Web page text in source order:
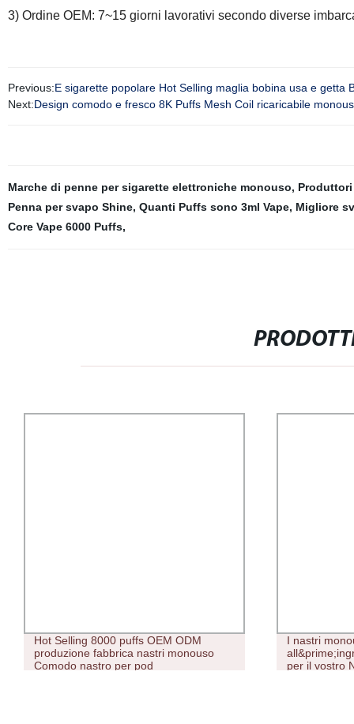
3) Ordine OEM: 7~15 giorni lavorativi secondo diverse
Previous:E sigarette popolare Hot Selling maglia bobina usa e getta
Next:Design comodo e fresco 8K Puffs Mesh Coil ricaricabile
Marche di penne per sigarette elettroniche monouso,
Penna per svapo Shine, Quanti Puffs sono 3ml Vape, Migliore
Core Vape 6000 Puffs,
Hot Selling 8000 puffs OEM ODM
produzione fabbrica nastri monouso
Comodo nastro per pod
I nastri
per il vostro